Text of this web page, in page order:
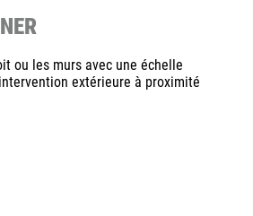
ou les murs avec une échelle
extérieure à proximité